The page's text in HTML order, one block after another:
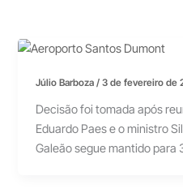
Júlio Barboza/3 de fevereiro de
Decisão foi tomada após
Eduardo Paes e o ministro
Galeão segue mantido para